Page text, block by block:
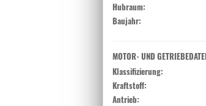
Hubraum:
Baujahr:
MOTOR- UND
Klassifizierung:
Kraftstoff:
Antrieb: